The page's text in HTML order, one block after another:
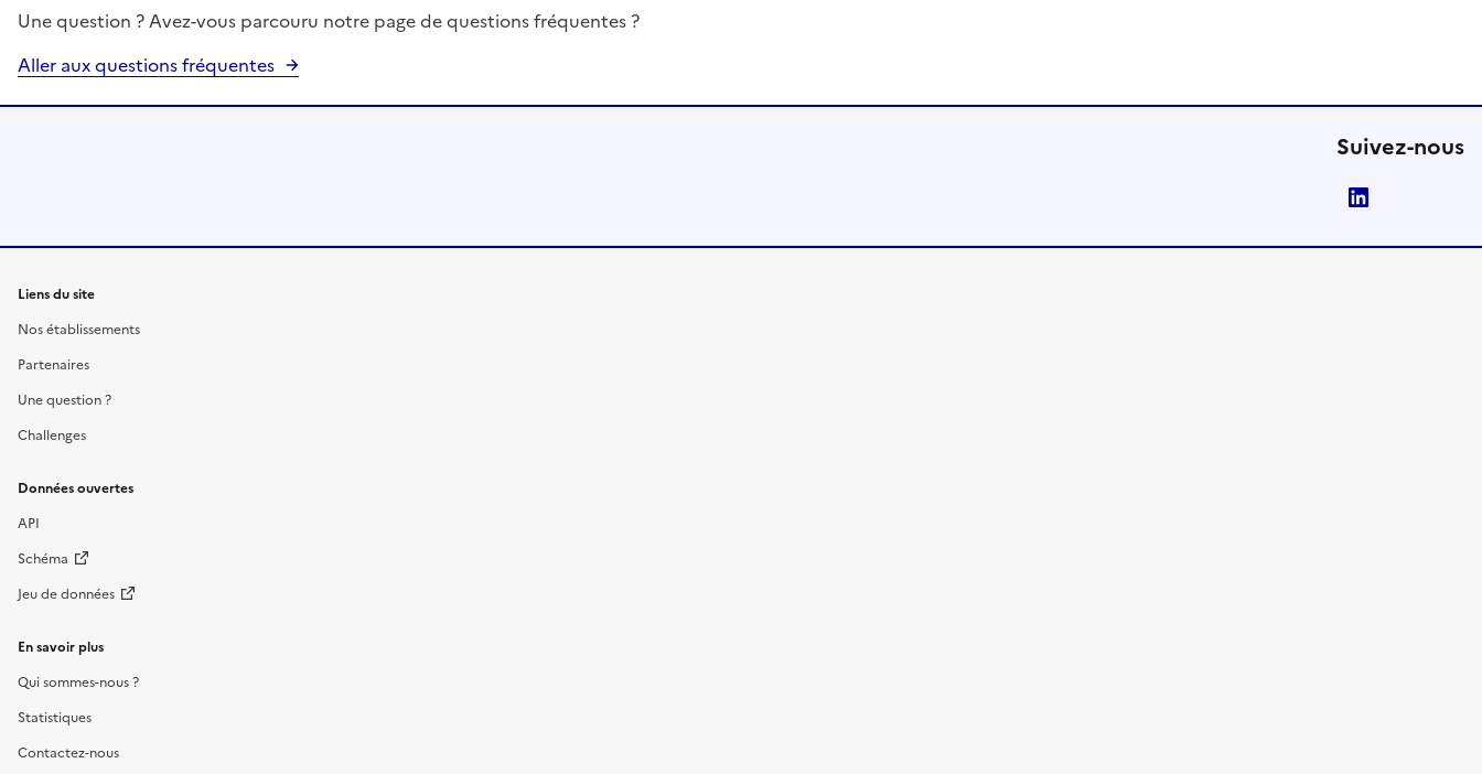
Une question ? Avez-vous parcouru notre page de questions fréquentes ?
Aller aux questions fréquentes
Suivez-nous
Liens du site
Nos établissements
Partenaires
Une question ?
Challenges
Données ouvertes
API
Schéma
Jeu de données
En savoir plus
Qui sommes-nous ?
Statistiques
Contactez-nous